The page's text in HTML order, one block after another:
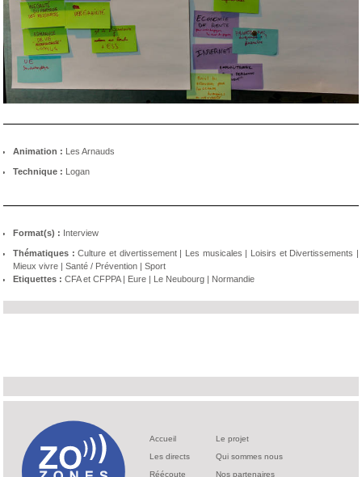
Animation : Les Arnauds
Technique : Logan
Format(s) : Interview
Thématiques :Culture et divertissement| Les musicales Loisirs et Divertissements
Mieux vivre
Santé / Prévention
Sport
Etiquettes : CFA et CFPPA| Eure Le Neubourg Normandie
Accueil
Les directs
Réécoute
Le projet
Qui sommes nous
Nos partenaires